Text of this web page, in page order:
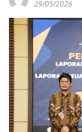
29/05/2026